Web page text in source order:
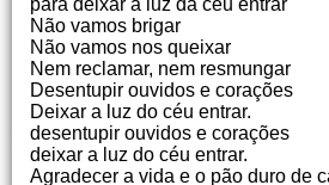
Não vamos brigar
Não vamos nos queixar
Nem reclamar, nem resmungar
Desentupir ouvidos e corações
Deixar a luz do céu entrar.
desentupir ouvidos e corações
deixar a luz do céu entrar.
Agradecer a vida e o pão duro de